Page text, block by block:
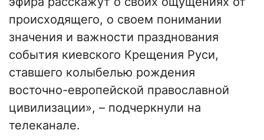
происходящего, о своем понимании
значения и важности празднования
события киевского Крещения Руси,
ставшего колыбелью рождения
восточно-европейской православной
цивилизации», – подчеркнули на
телеканале.